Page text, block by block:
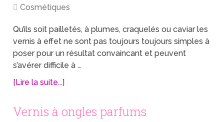
Cosmétiques
Qu’ils soit pailletés, à plumes, craquelés ou caviar les
vernis à effet ne sont pas toujours toujours simples à
poser pour un résultat convaincant et peuvent
s’avérer difficile à …
[Lire la suite...]
Vernis à ongles parfums